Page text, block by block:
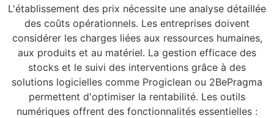
L'établissement des prix nécessite une analyse détaillée
des coûts opérationnels. Les entreprises doivent
considérer les charges liées aux ressources humaines,
aux produits et au matériel. La gestion efficace des
stocks et le suivi des interventions grâce à des
solutions logicielles comme Progiclean ou 2BePragma
permettent d'optimiser la rentabilité. Les outils
numériques offrent des fonctionnalités essentielles :